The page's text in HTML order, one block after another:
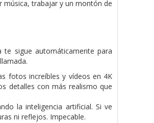
música, trabajar y un montón de
te sigue automáticamente para
fotos increíbles y vídeos en 4K
detalles con más realismo que
la inteligencia artificial. Si ve
ni reflejos. Impecable.